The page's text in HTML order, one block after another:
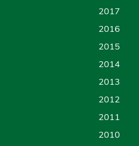
2017
2016
2015
2014
2013
2012
2011
2010